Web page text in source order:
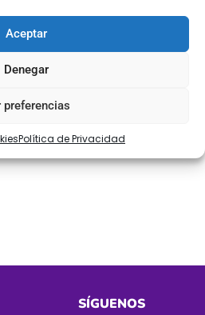
Aceptar
Denegar
preferencias
Política de Privacidad
varios colores:
SÍGUENOS